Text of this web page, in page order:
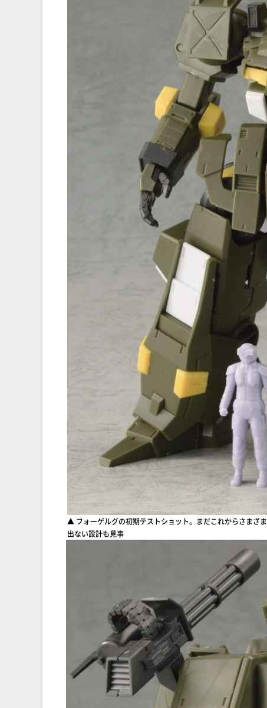
▲ フォーゲルグの初期テストショット。まだこれからさまざ
出ない設計も見事